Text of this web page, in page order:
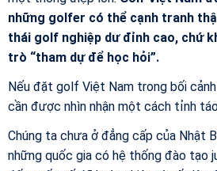
những golfer có thể cạnh tranh
thái golf nghiệp dư đỉnh cao, chứ
trò “tham dự để học hỏi”.
Nếu đặt golf Việt Nam trong bối
cần được nhìn nhận một cách tỉnh
Chúng ta chưa ở đẳng cấp của Nhật
những quốc gia có hệ thống đào tạo